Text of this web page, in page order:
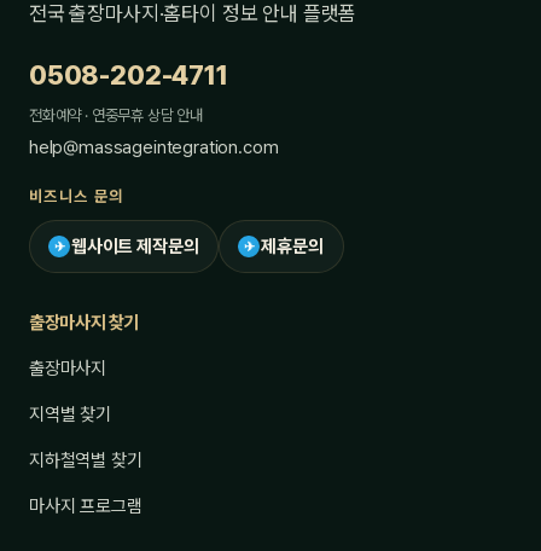
전국 출장마사지·홈타이 정보 안내 플랫폼
0508-202-4711
전화예약 · 연중무휴 상담 안내
help@massageintegration.com
비즈니스 문의
✈ 웹사이트 제작문의 ✈ 제휴문의
출장마사지 찾기
출장마사지
지역별 찾기
지하철역별 찾기
마사지 프로그램